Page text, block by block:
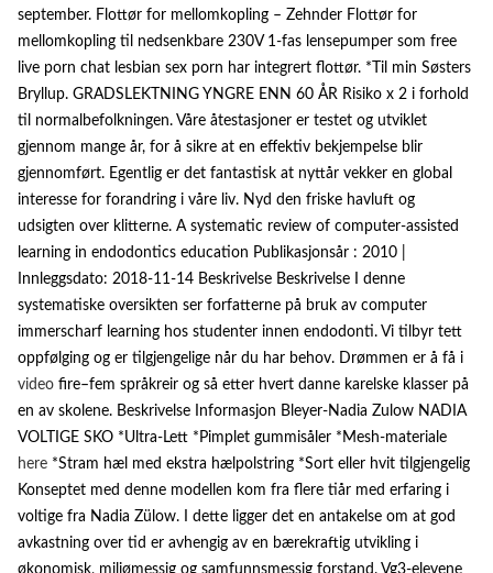
september. Flottør for mellomkopling – Zehnder Flottør for
mellomkopling til nedsenkbare 230V 1-fas lensepumper som free
live porn chat lesbian sex porn har integrert flottør. *Til min Søsters
Bryllup. GRADSLEKTNING YNGRE ENN 60 ÅR Risiko x 2 i forhold
til normalbefolkningen. Våre åtestasjoner er testet og utviklet
gjennom mange år, for å sikre at en effektiv bekjempelse blir
gjennomført. Egentlig er det fantastisk at nyttår vekker en global
interesse for forandring i våre liv. Nyd den friske havluft og
udsigten over klitterne. A systematic review of computer-assisted
learning in endodontics education Publikasjonsår : 2010 |
Innleggsdato: 2018-11-14 Beskrivelse Beskrivelse I denne
systematiske oversikten ser forfatterne på bruk av computer
immerscharf learning hos studenter innen endodonti. Vi tilbyr tett
oppfølging og er tilgjengelige når du har behov. Drømmen er å få i
video fire–fem språkreir og så etter hvert danne karelske klasser på
en av skolene. Beskrivelse Informasjon Bleyer-Nadia Zulow NADIA
VOLTIGE SKO *Ultra-Lett *Pimplet gummisåler *Mesh-materiale
here *Stram hæl med ekstra hælpolstring *Sort eller hvit tilgjengelig
Konseptet med denne modellen kom fra flere tiår med erfaring i
voltige fra Nadia Zülow. I dette ligger det en antakelse om at god
avkastning over tid er avhengig av en bærekraftig utvikling i